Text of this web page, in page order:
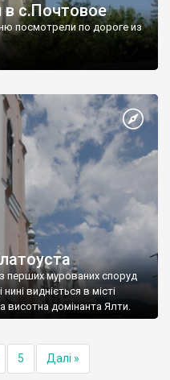
с.Почтовое
посмотрели по дороге из
перших мурованих споруд
видніється в місті
висотна домінанта Ялти.
5 Далі »